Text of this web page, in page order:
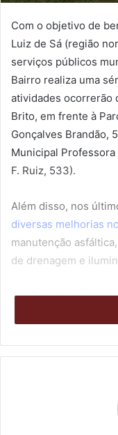
Com o objetivo de
Luiz de Sá (região
serviços públicos
Bairro realiza uma
atividades ocorrerão
Brito, em frente à
Gonçalves Brandão,
Municipal Professora
F. Ruiz, 533).
Além disso, nos
diversas melhorias
manutenção
de drenagem e
Confira alguns dos